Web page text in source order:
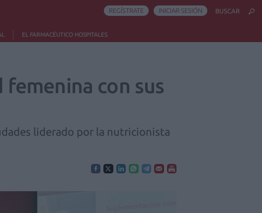
EL FARMACÉUTICO HOSPITALES
REGÍSTRATE INICIAR SESIÓN BUSCAR
con sus
liderado por la nutricionista